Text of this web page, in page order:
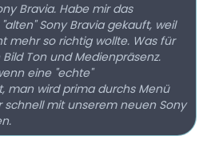
Bravia. Habe mir das
Sony Bravia gekauft, weil
mehr so richtig wollte. Was für
Ton und Medienpräsenz.
eine "echte"
man wird prima durchs Menü
mit unserem neuen Sony